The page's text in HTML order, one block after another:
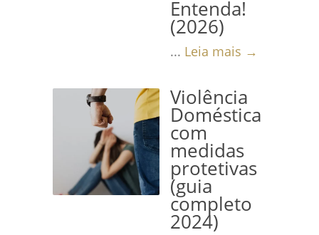
Entenda!
(2026)
... Leia mais →
Violência
Doméstica
com
medidas
protetivas
(guia
completo
2024)